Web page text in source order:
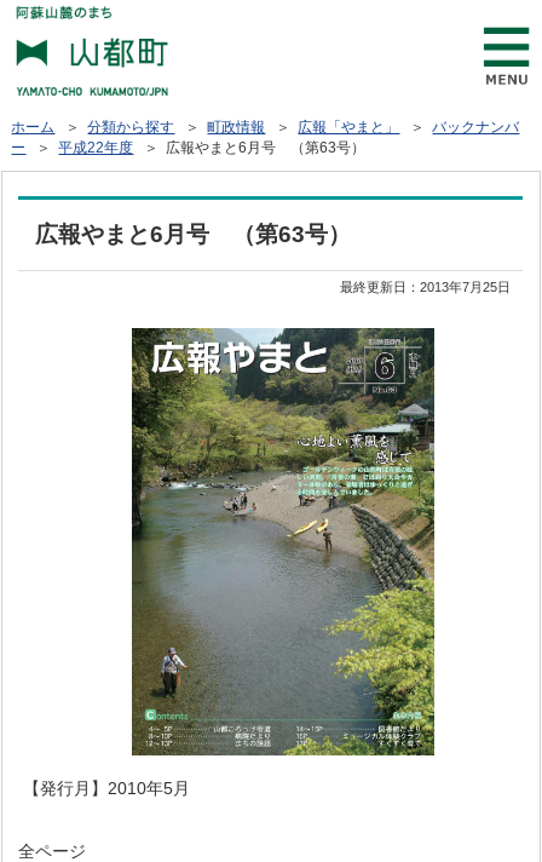
ホーム ＞分類から探す ＞町政情報 ＞ 広報「やまと」 ＞バックナンバ
ー
＞平成22年度 ＞ 広報やまと6月号 （第63号）
広報やまと6月号 （第63号）
最終更新日：2013年7月25日
【発行月】2010年5月
全ページ